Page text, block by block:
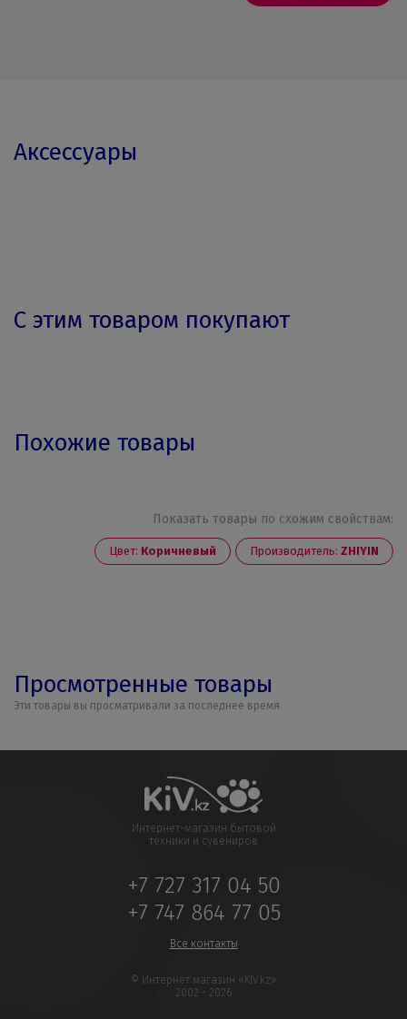
Аксессуары
С этим товаром покупают
Похожие товары
Показать товары по схожим свойствам:
Цвет: Коричневый Производитель: ZHIYIN
Просмотренные товары
Эти товары вы просматривали за последнее время
Интернет-магазин бытовой
техники и сувениров
+7 727 317 04 50
+7 747 864 77 05
Все контакты
© Интернет магазин «KIV.kz»
2002 - 2026